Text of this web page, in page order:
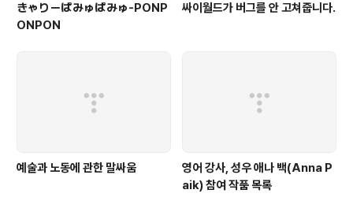
きゃりーぱみゅぱみゅ-PONP
ONPON
싸이월드가 버그를 안 고쳐줍니다.
예술과 노동에 관한 말싸움
영어 강사, 성우 애나 백(Anna P
aik) 참여 작품 목록